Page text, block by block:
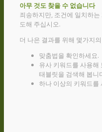
아무 것도 찾을 수 없습니다
죄송하지만, 조건에 일치하
도해 주십시오.
더 나은 결과를 위해 몇가지
맞춤법을 확인하세요.
유사 키워드를 사용해
태블릿을 검색해 봅니
하나 이상의 키워드를